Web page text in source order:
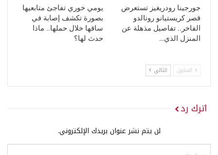
جورجينا رودريغيز تستعرض
قصر كريستيانو رونالدو
الفاخر.. تفاصيل مذهلة عن
المنزل الذي…
يومي خوري تفاجئ متابعيها
بصورة تكشف إصابة في
ساقها خلال حملها.. ماذا
حدث لها؟
السابق التالي
اترك رد
لن يتم نشر عنوان بريدك الإلكتروني.